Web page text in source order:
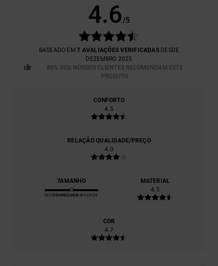
4.6/5
BASEADO EM7 AVALIAÇÕES VERIFICADASDESDE
DEZEMBRO 2025
86% DOS NOSSOS CLIENTES RECOMENDAM ESTE
PRODUTO
CONFORTO
4.5
RELAÇÃO QUALIDADE/PREÇO
4.0
TAMANHO
MUITO PEQUENO
DEMASIADO GRANDE
MATERIAL
4.5
COR
4.7